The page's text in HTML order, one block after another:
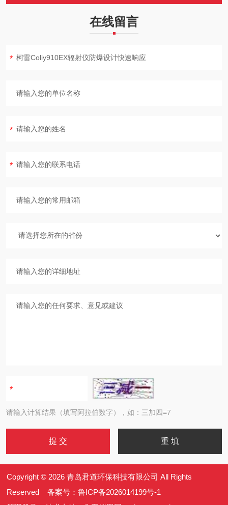
在线留言
请输入计算结果（填写阿拉伯数字），如：三加四=7
Copyright © 2026 青岛君道环保科技有限公司 All Rights
Reserved 备案号：鲁ICP备2026014199号-1